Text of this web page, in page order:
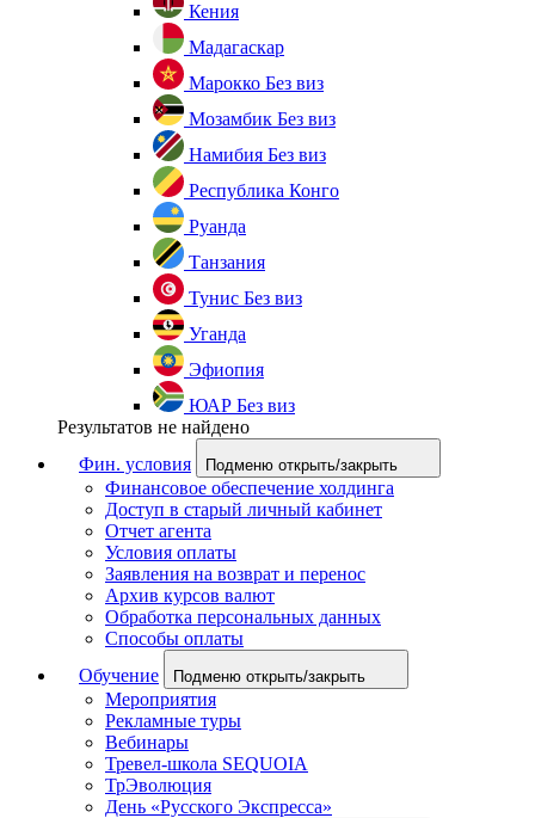
Кения
Мадагаскар
Марокко Без виз
Мозамбик Без виз
Намибия Без виз
Республика Конго
Руанда
Танзания
Тунис Без виз
Уганда
Эфиопия
ЮАР Без виз
Результатов не найдено
Фин. условия
Подменю открыть/закрыть
Финансовое обеспечение холдинга
Доступ в старый личный кабинет
Отчет агента
Условия оплаты
Заявления на возврат и перенос
Архив курсов валют
Обработка персональных данных
Способы оплаты
Обучение
Подменю открыть/закрыть
Мероприятия
Рекламные туры
Вебинары
Тревел-школа SEQUOIA
ТрЭволюция
День «Русского Экспресса»